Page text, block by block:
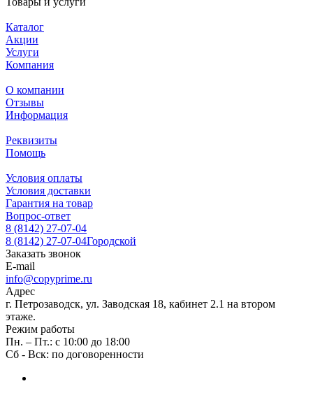
Каталог
Акции
Услуги
Компания
О компании
Отзывы
Информация
Реквизиты
Помощь
Условия оплаты
Условия доставки
Гарантия на товар
Вопрос-ответ
8 (8142) 27-07-04
8 (8142) 27-07-04Городской
Заказать звонок
E-mail
info@copyprime.ru
Адрес
г. Петрозаводск, ул. Заводская 18, кабинет 2.1 на втором
этаже.
Режим работы
Пн. – Пт.: с 10:00 до 18:00
Сб - Вск: по договоренности